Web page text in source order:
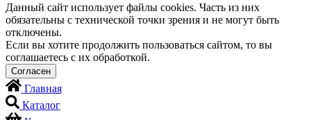
Данный сайт использует файлы cookies. Часть из них
обязательны с технической точки зрения и не могут быть
отключены.
Если вы хотите продолжить пользоваться сайтом, то вы
соглашаетесь с их обработкой.
Главная
Каталог